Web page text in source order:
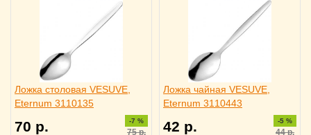
Ложка столовая VESUVE,
Eternum 3110135
70 р. -7 %
75р.
Ложка чайная VESUVE,
Eternum 3110443
42 р. -5 %
44р.